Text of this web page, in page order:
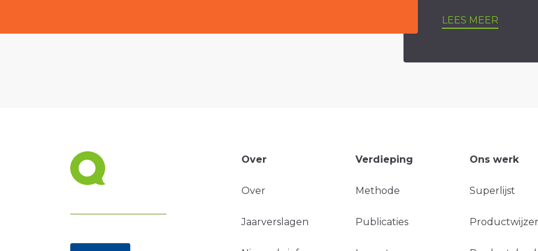
LEES MEER
Over
Over
Jaarverslagen
Verdieping
Methode
Publicaties
Ons werk
Superlijst